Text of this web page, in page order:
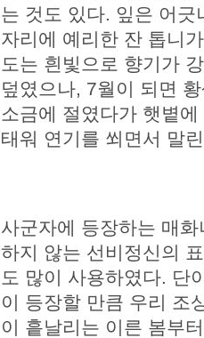
는 것도 있다. 잎은 어
자리에 예리한 잔 톱니
도는 흰빛으로 향기가
덮였으나, 7월이 되면
소금에 절였다가 햇볕
태워 연기를 쐬면서 말
사군자에 등장하는 매
하지 않는 선비정신의
도 많이 사용하였다. 단
이 등장할 만큼 우리 조
이 흩날리는 이른 봄부